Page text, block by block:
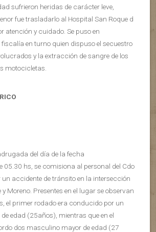
sufrieron heridas de carácter leve,
fue trasladarlo al Hospital San Roque d
atención y cuidado. Se puso en
en turno quien dispuso el secuestro
y la extracción de sangre de los
motocicletas.
del día de la fecha
05.30 hs, se comisiona al personal del Cdo
un accidente de tránsito en la intersección
Moreno. Presentes en el lugar se observan
el primer rodado era conducido por un
edad (25años), mientras que en el
dos masculino mayor de edad (27